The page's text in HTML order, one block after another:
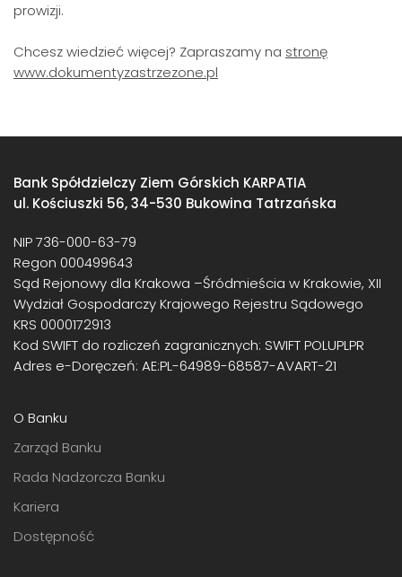
prowizji.
Chcesz wiedzieć więcej? Zapraszamy na stronę
www.dokumentyzastrzezone.pl
Bank Spółdzielczy Ziem Górskich KARPATIA
ul. Kościuszki 56, 34-530 Bukowina Tatrzańska
NIP 736-000-63-79
Regon 000499643
Sąd Rejonowy dla Krakowa –Śródmieścia w Krakowie, XII
Wydział Gospodarczy Krajowego Rejestru Sądowego
KRS 0000172913
Kod SWIFT do rozliczeń zagranicznych: SWIFT POLUPLPR
Adres e-Doręczeń: AE:PL-64989-68587-AVART-21
O Banku
Zarząd Banku
Rada Nadzorcza Banku
Kariera
Dostępność